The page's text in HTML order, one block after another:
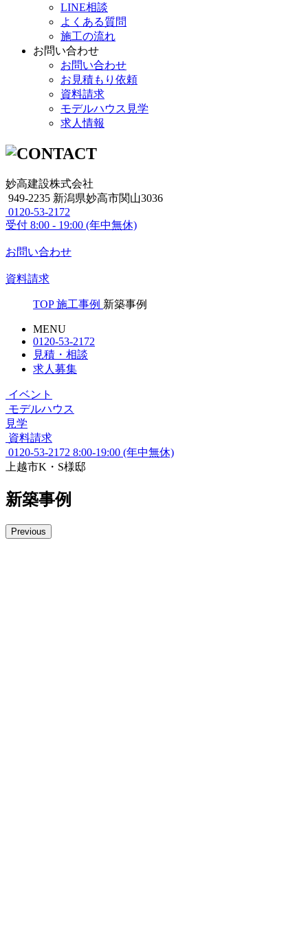
LINE相談
よくある質問
施工の流れ
お問い合わせ
お問い合わせ
お見積もり依頼
資料請求
モデルハウス見学
求人情報
妙高建設株式会社
949-2235 新潟県妙高市関山3036
0120-53-2172
受付 8:00 - 19:00 (年中無休)
お問い合わせ
資料請求
TOP 施工事例 新築事例
MENU
0120-53-2172
見積・相談
求人募集
イベント
モデルハウス
見学
資料請求
0120-53-2172 8:00-19:00 (年中無休)
上越市K・S様邸
新築事例
Previous